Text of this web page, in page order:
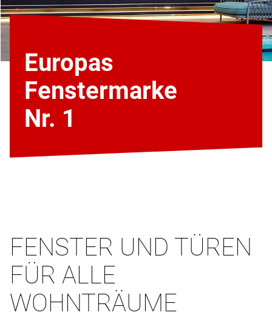
Europas
Fenstermarke
Nr. 1
FENSTER UND TÜREN
FÜR ALLE
WOHNTRÄUME